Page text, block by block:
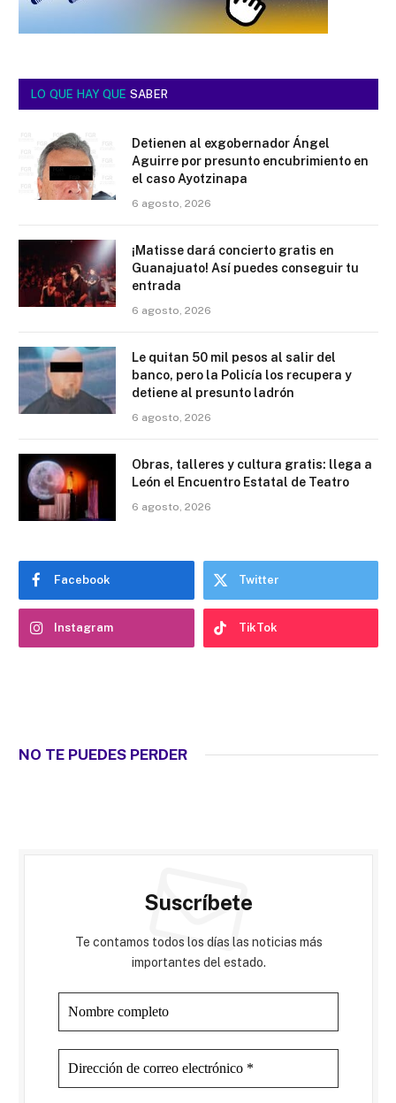
LO QUE HAY QUE SABER
Detienen al exgobernador Ángel
Aguirre por presunto encubrimiento en
el caso Ayotzinapa
6 agosto, 2026
¡Matisse dará concierto gratis en
Guanajuato! Así puedes conseguir tu
entrada
6 agosto, 2026
Le quitan 50 mil pesos al salir del
banco, pero la Policía los recupera y
detiene al presunto ladrón
6 agosto, 2026
Obras, talleres y cultura gratis: llega a
León el Encuentro Estatal de Teatro
6 agosto, 2026
Facebook Twitter
Instagram TikTok
NO TE PUEDES PERDER
Suscríbete
Te contamos todos los días las noticias más
importantes del estado.